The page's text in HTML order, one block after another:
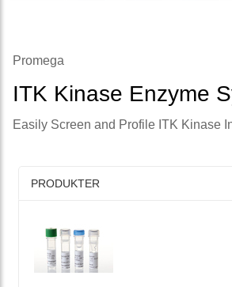
Promega
ITK Kinase Enzyme
Easily Screen and Profile ITK Kinase
PRODUKTER